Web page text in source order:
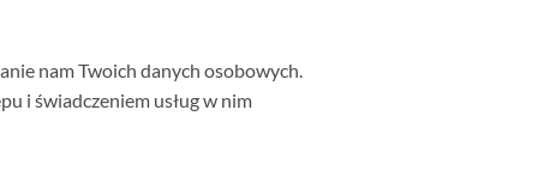
nam Twoich danych osobowych.
i świadczeniem usług w nim